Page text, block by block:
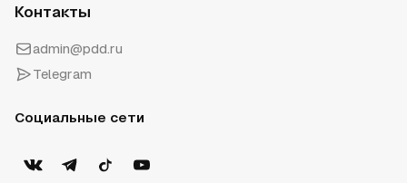
Контакты
admin@pdd.ru
Telegram
Социальные сети